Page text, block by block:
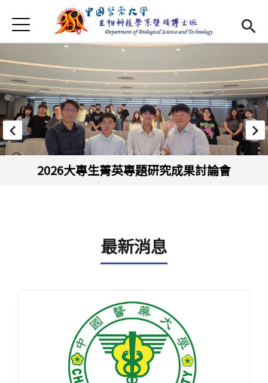
首頁
最新消息
Open submenu (系所介紹)
系所介紹
Open
師資
Open submenu (特色研究)
特色研究
Open submenu (學生專區)
學生專區
Jump to Navigation
Jump to Main content
2026大專生菁英專題研究成果討論會
最新消息